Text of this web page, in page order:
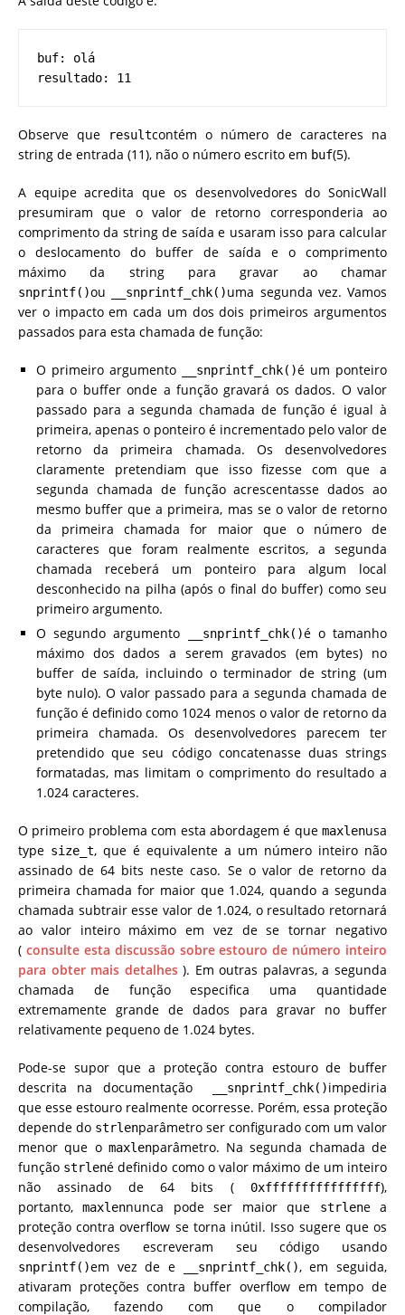
buf: olá
resultado: 11
Observe que resultcontém o número de caracteres na
string de entrada (11), não o número escrito em buf(5).
A equipe acredita que os desenvolvedores do SonicWall
presumiram que o valor de retorno corresponderia ao
comprimento da string de saída e usaram isso para calcular
o deslocamento do buffer de saída e o comprimento
máximo da string para gravar ao chamar
snprintf()ou __snprintf_chk()uma segunda vez. Vamos
ver o impacto em cada um dos dois primeiros argumentos
passados ​​para esta chamada de função:
O primeiro argumento __snprintf_chk()é um ponteiro
para o buffer onde a função gravará os dados. O valor
passado para a segunda chamada de função é igual à
primeira, apenas o ponteiro é incrementado pelo valor de
retorno da primeira chamada. Os desenvolvedores
claramente pretendiam que isso fizesse com que a
segunda chamada de função acrescentasse dados ao
mesmo buffer que a primeira, mas se o valor de retorno
da primeira chamada for maior que o número de
caracteres que foram realmente escritos, a segunda
chamada receberá um ponteiro para algum local
desconhecido na pilha (após o final do buffer) como seu
primeiro argumento.
O segundo argumento
__snprintf_chk()é o tamanho
máximo dos dados a serem gravados (em bytes) no
buffer de saída, incluindo o terminador de string (um
byte nulo). O valor passado para a segunda chamada de
função é definido como 1024 menos o valor de retorno da
primeira chamada. Os desenvolvedores parecem ter
pretendido que seu código concatenasse duas strings
formatadas, mas limitam o comprimento do resultado a
1.024 caracteres.
O primeiro problema com esta abordagem é que maxlenusa
type size_t, que é equivalente a um número inteiro não
assinado de 64 bits neste caso. Se o valor de retorno da
primeira chamada for maior que 1.024, quando a segunda
chamada subtrair esse valor de 1.024, o resultado retornará
ao valor inteiro máximo em vez de se tornar negativo
( consulte esta discussão sobre estouro de número inteiro
para obter mais detalhes). Em outras palavras, a segunda
chamada de função especifica uma quantidade
extremamente grande de dados para gravar no buffer
relativamente pequeno de 1.024 bytes.
Pode-se supor que a proteção contra estouro de buffer
descrita na documentação
__snprintf_chk()impediria
que esse estouro realmente ocorresse. Porém, essa proteção
depende do strlenparâmetro ser configurado com um valor
menor que o maxlenparâmetro. Na segunda chamada de
função strlené definido como o valor máximo de um inteiro
não assinado de 64 bits (
0xffffffffffffffff),
portanto,maxlennunca pode ser maior que strlene a
proteção contra overflow se torna inútil. Isso sugere que os
desenvolvedores escreveram seu código usando
snprintf()em vez de e __snprintf_chk(), em seguida,
ativaram proteções contra buffer overflow em tempo de
compilação, fazendo com que o compilador